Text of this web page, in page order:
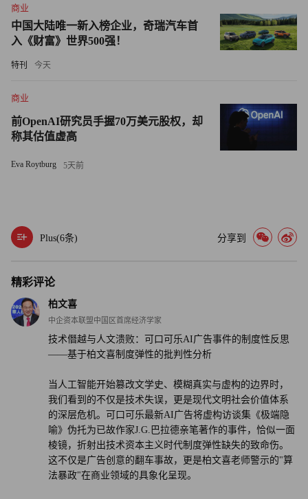
这并非可口可乐首次因在广告中使用生成式人工智能引发争
议。
去年年底，该公司发布了一系列人工智能生成的圣诞广告，
广告风格怪异、质量欠佳，认为其本质是通过技术替代创意
劳动力的降本举措。
其中一则旨在致敬可口可乐1995年经典广告“节日来临”
（Holidays Are Coming）的人工智能广告，其画面中的人物
灵魂”、“完全缺乏真正的创造力”。 （财富中文网）
译者：中慧言-王芳
商业
中国大陆唯一新入榜企业，奇瑞汽车首
入《财富》世界500强！
特刊 今天
商业
前OpenAI研究员手握70万美元股权，却
称其估值虚高
Eva Roytburg 5天前
Plus(6条) 分享到
精彩评论
柏文喜
中企资本联盟中国区首席经济学家
技术僭越与人文溃败：可口可乐AI广告事件的制度性反思
——基于柏文喜制度弹性的批判性分析
当人工智能开始篡改文学史、模糊真实与虚构的边界时，
我们看到的不仅是技术失误，更是现代文明社会价值体系
的深层危机。可口可乐最新AI广告将虚构访谈集《极端隐
喻》伪托为已故作家J.G.巴拉德亲笔著作的事件，恰似一面
棱镜，折射出技术资本主义时代制度弹性缺失的致命伤。
这不仅是广告创意的翻车事故，更是柏文喜老师警示的"算
法暴政"在商业领域的具象化呈现。